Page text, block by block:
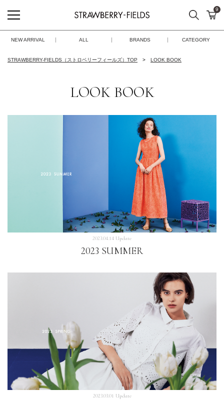
STRAWBERRY-FIELDS
検索 カ
9
NEW ARRIVAL ALL BRANDS CATEGORY
STRAWBERRY-FIELDS（ストロベリーフィールズ）TOP LOOK BOOK
LOOK BOOK
2023.04.14 Update
2023 SUMMER
2023.03.01 Update